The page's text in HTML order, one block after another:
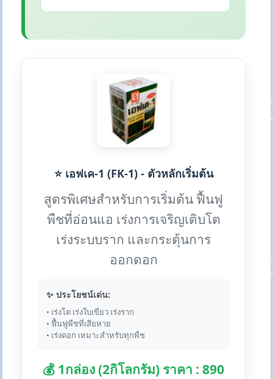
⭐ เอฟเค-1 (FK-1) - ตัวหลักเริ่มต้น
สูตรพิเศษสำหรับการเริ่มต้น ฟื้นฟู
พืชที่อ่อนแอ เร่งการเจริญเติบโต
เร่งระบบราก และกระตุ้นการ
ออกดอก
✨ ประโยชน์เด่น:
• เร่งโต เร่งใบเขียว เร่งราก
• ฟื้นฟูพืชที่เสียหาย
• เร่งดอก เหมาะสำหรับทุกพืช
💰 1กล่อง (2กิโลกรัม) ราคา : 890